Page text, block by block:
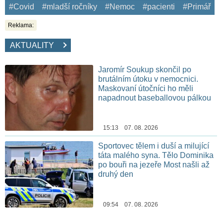
#Covid #mladší ročníky #Nemoc #pacienti #Primář
Reklama:
AKTUALITY
Jaromír Soukup skončil po
brutálním útoku v nemocnici.
Maskovaní útočníci ho měli
napadnout baseballovou pálkou
15:13 07. 08. 2026
Sportovec tělem i duší a milující
táta malého syna. Tělo Dominika
po bouři na jezeře Most našli až
druhý den
09:54 07. 08. 2026